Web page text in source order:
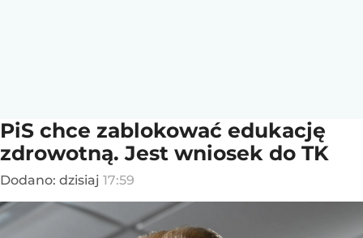
PiS chce zablokować edukację
zdrowotną. Jest wniosek do TK
Dodano: dzisiaj 17:59